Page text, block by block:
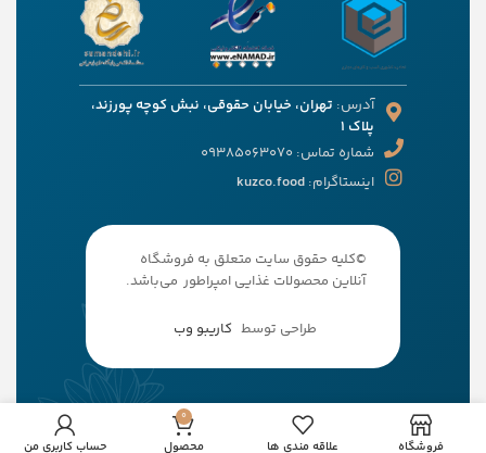
آدرس: تهران، خیابان حقوقی، نبش کوچه پورزند،
پلاک 1
شماره تماس: 09385063070
اینستاگرام:kuzco.food
©کلیه حقوق سایت متعلق به فروشگاه
آنلاین محصولات غذایی امپراطور می‌باشد.
طراحی توسط کاریبو وب
فروشگاه علاقه مندی ها
0
محصول حساب کاربری من